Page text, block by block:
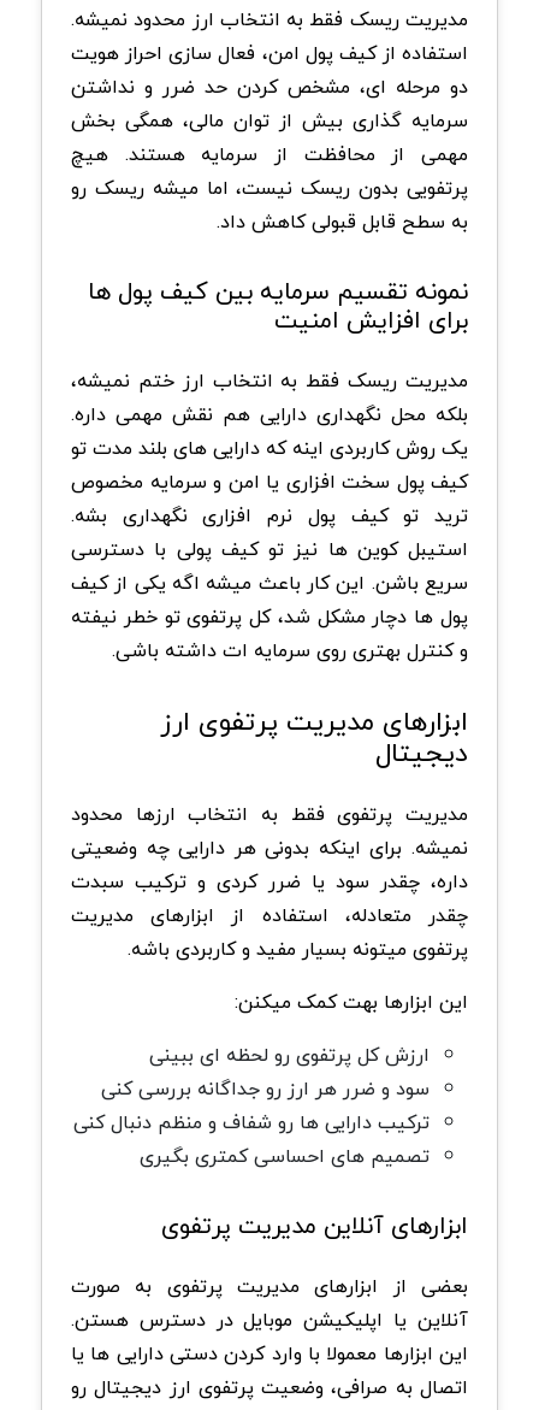
مدیریت ریسک فقط به انتخاب ارز محدود نمیشه.
استفاده از کیف پول امن، فعال سازی احراز هویت
دو مرحله ای، مشخص کردن حد ضرر و نداشتن
سرمایه گذاری بیش از توان مالی، همگی بخش
مهمی از محافظت از سرمایه هستند. هیچ
پرتفویی بدون ریسک نیست، اما میشه ریسک رو
به سطح قابل قبولی کاهش داد.
نمونه تقسیم سرمایه بین کیف پول ها
برای افزایش امنیت
مدیریت ریسک فقط به انتخاب ارز ختم نمیشه،
بلکه محل نگهداری دارایی هم نقش مهمی داره.
یک روش کاربردی اینه که دارایی های بلند مدت تو
کیف پول سخت افزاری یا امن و سرمایه مخصوص
ترید تو کیف پول نرم افزاری نگهداری بشه.
استیبل کوین ها نیز تو کیف پولی با دسترسی
سریع باشن. این کار باعث میشه اگه یکی از کیف
پول ها دچار مشکل شد، کل پرتفوی تو خطر نیفته
و کنترل بهتری روی سرمایه ات داشته باشی.
ابزارهای مدیریت پرتفوی ارز
دیجیتال
مدیریت پرتفوی فقط به انتخاب ارزها محدود
نمیشه. برای اینکه بدونی هر دارایی چه وضعیتی
داره، چقدر سود یا ضرر کردی و ترکیب سبدت
چقدر متعادله، استفاده از ابزارهای مدیریت
پرتفوی میتونه بسیار مفید و کاربردی باشه.
این ابزارها بهت کمک میکنن:
ارزش کل پرتفوی رو لحظه ای ببینی
سود و ضرر هر ارز رو جداگانه بررسی کنی
ترکیب دارایی ها رو شفاف و منظم دنبال کنی
تصمیم های احساسی کمتری بگیری
ابزارهای آنلاین مدیریت پرتفوی
بعضی از ابزارهای مدیریت پرتفوی به صورت
آنلاین یا اپلیکیشن موبایل در دسترس هستن.
این ابزارها معمولا با وارد کردن دستی دارایی ها یا
اتصال به صرافی، وضعیت پرتفوی ارز دیجیتال رو